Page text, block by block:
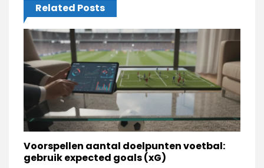
Related Posts
Voorspellen aantal doelpunten voetbal:
gebruik expected goals (xG)